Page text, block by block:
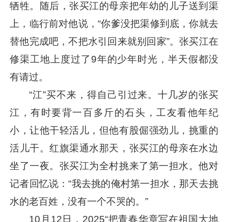
牺牲。随后，张买江的母亲把年幼的儿子送到渠
上，临行前对他说，“你爹没把渠修到底，你就去
替他完成吧，不把水引回来就别回家”。张买江在
修渠工地上度过了9年的少年时光，半天假都没
有请过。
“江”买不来，得自己引过来。十几岁的张买
江，有时要背一百多斤的石头，工友看他年纪
小，让他干轻活儿，但他有股倔强劲儿，挑重的
活儿干。红旗渠通水那天，张买江的母亲在水边
坐了一夜。张买江为全村挑来了第一担水。他对
记者回忆说：“我去挑的俺村第一担水，那天去挑
水的老百姓，没有一个不哭的。”
10月12日，2025“把青春华章写在祖国大地